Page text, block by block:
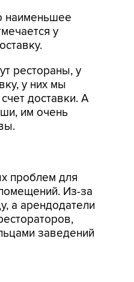
наименьшее
у
рестораны, у
у них мы
доставки. А
им очень
проблем для
Из-за
а арендодатели
заведений